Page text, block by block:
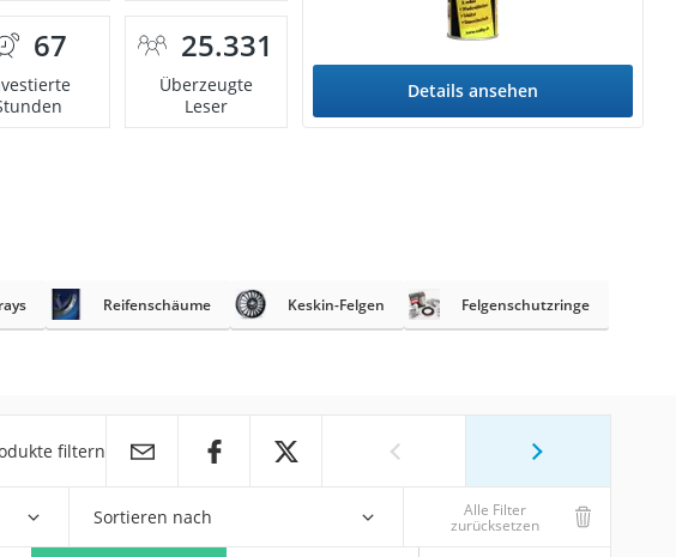
67 25.331
Überzeugte
Leser
Details ansehen
Reifenschäume Keskin-Felgen Felgenschutzringe
filtern
Sortieren nach Alle Filter
zurücksetzen